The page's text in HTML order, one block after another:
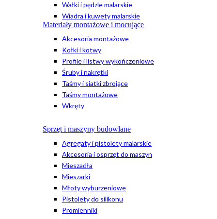
Wałki i pędzle malarskie
Wiadra i kuwety malarskie
Materiały montażowe i mocujące
Akcesoria montażowe
Kołki i kotwy
Profile i listwy wykończeniowe
Śruby i nakrętki
Taśmy i siatki zbrojące
Taśmy montażowe
Wkręty
Sprzęt i maszyny budowlane
Agregaty i pistolety malarskie
Akcesoria i osprzęt do maszyn
Mieszadła
Mieszarki
Młoty wyburzeniowe
Pistolety do silikonu
Promienniki